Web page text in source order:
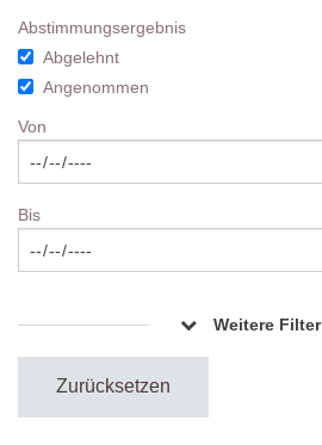
Abstimmungsergebnis
Abgelehnt
Angenommen
Von
Bis
Weitere Filter
Zurücksetzen